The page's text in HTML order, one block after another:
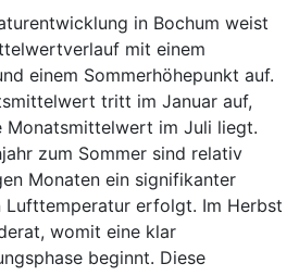
in Bochum weist
mit einem
einem Sommerhöhepunkt auf.
tritt im Januar auf,
Monatsmittelwert im Juli liegt.
zum Sommer sind relativ
Monaten ein signifikanter
erfolgt. Im Herbst
womit eine klar
beginnt. Diese